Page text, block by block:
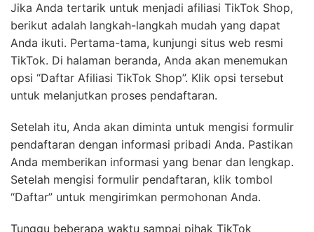
Jika Anda tertarik untuk menjadi afiliasi TikTok Shop,
berikut adalah langkah-langkah mudah yang dapat
Anda ikuti. Pertama-tama, kunjungi situs web resmi
TikTok. Di halaman beranda, Anda akan menemukan
opsi “Daftar Afiliasi TikTok Shop”. Klik opsi tersebut
untuk melanjutkan proses pendaftaran.
Setelah itu, Anda akan diminta untuk mengisi formulir
pendaftaran dengan informasi pribadi Anda. Pastikan
Anda memberikan informasi yang benar dan lengkap.
Setelah mengisi formulir pendaftaran, klik tombol
“Daftar” untuk mengirimkan permohonan Anda.
Tunggu beberapa waktu sampai pihak TikTok